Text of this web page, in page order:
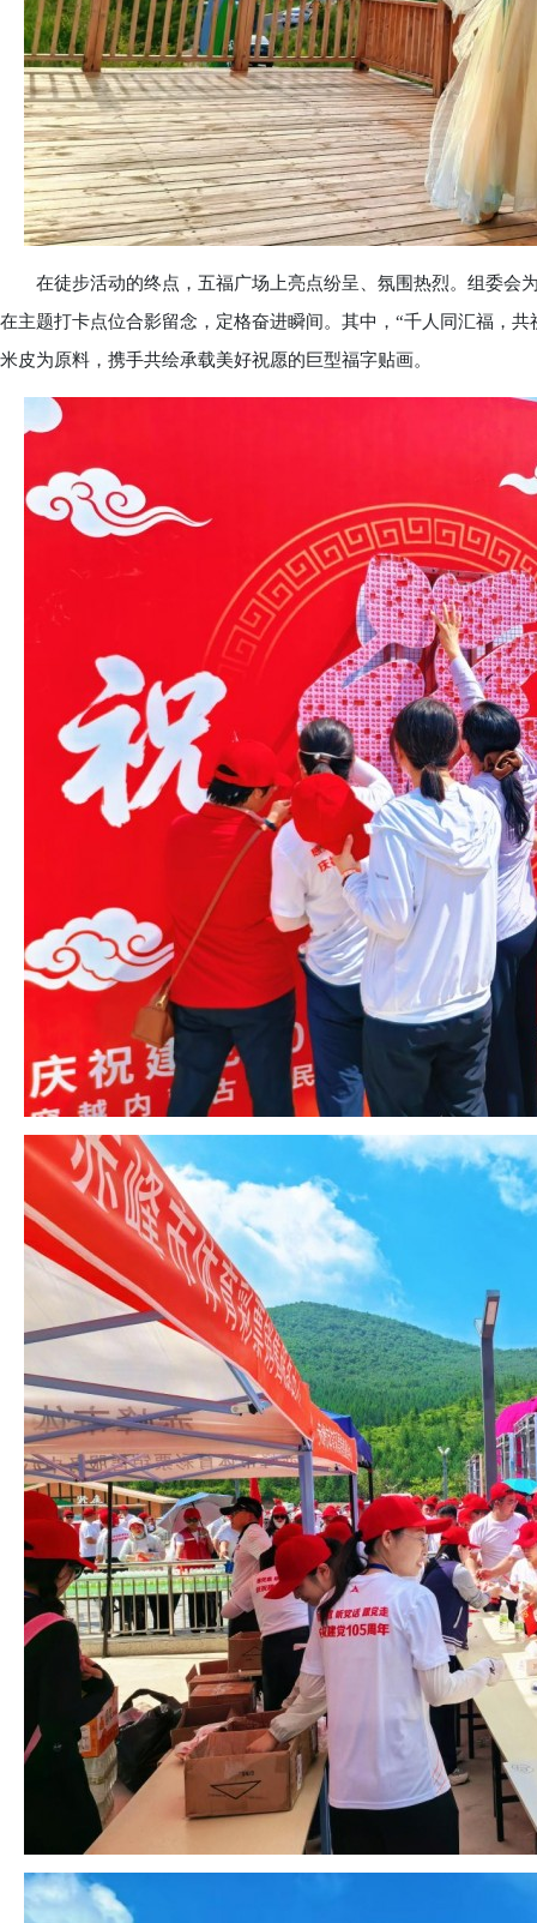
在徒步活动的终点，五福广场上亮点纷呈、氛围热烈。组委会
在主题打卡点位合影留念，定格奋进瞬间。其中，“千人同汇福，
米皮为原料，携手共绘承载美好祝愿的巨型福字贴画。